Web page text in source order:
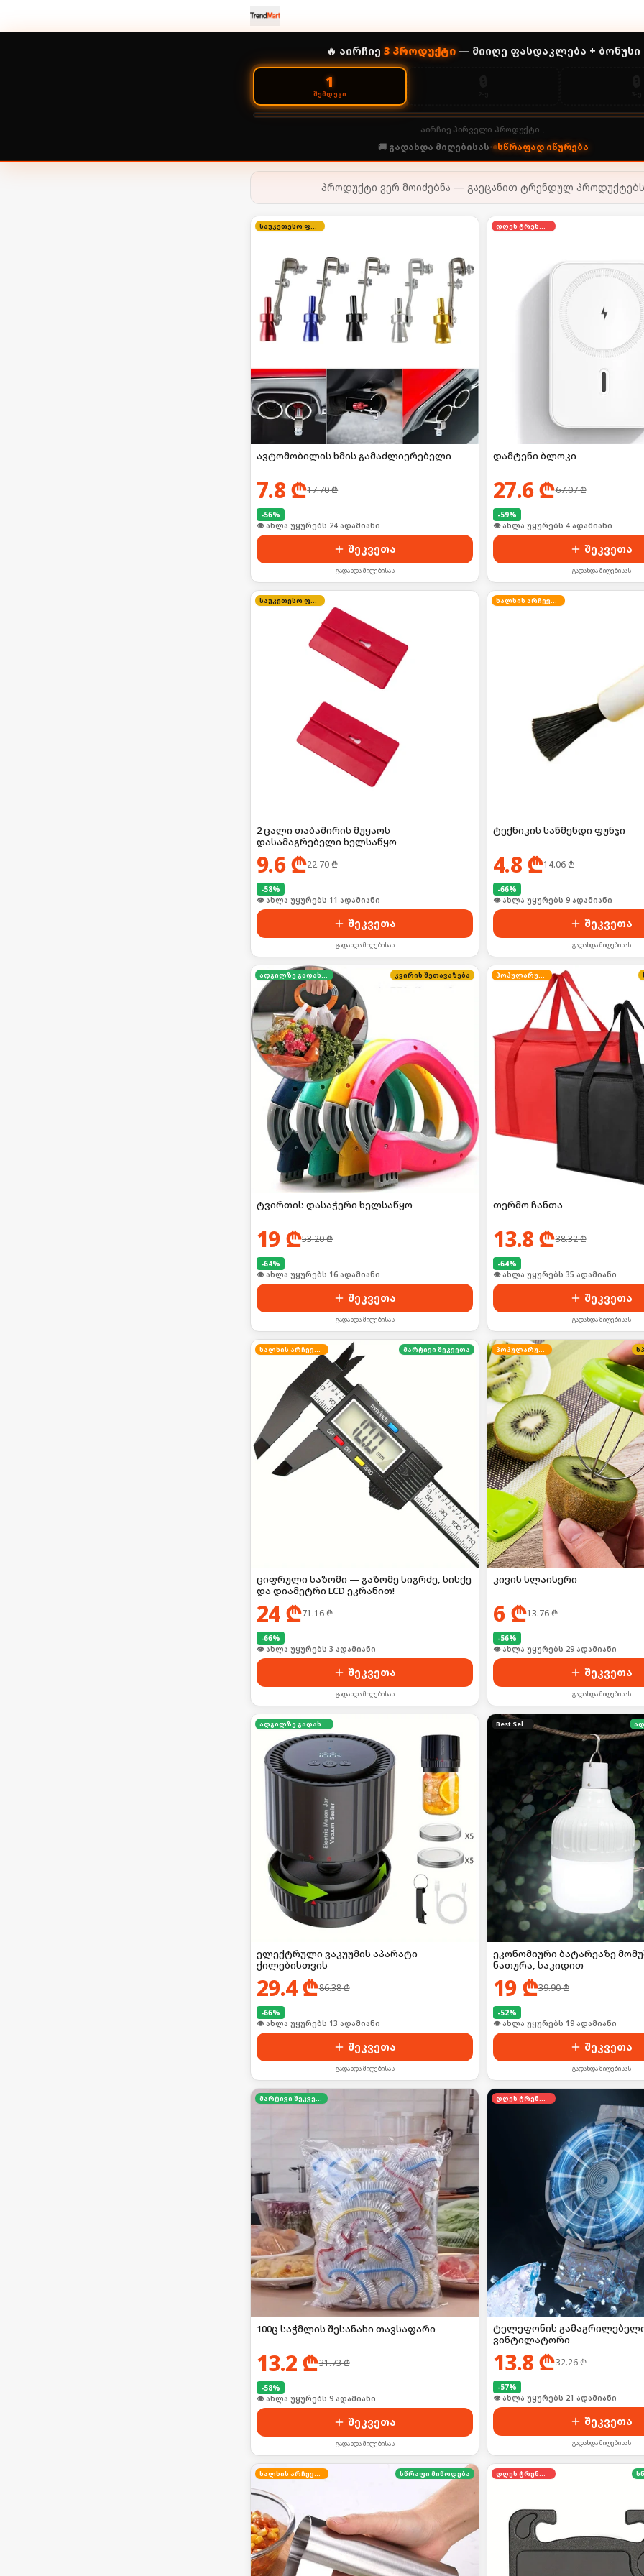
🔥 აირჩიე 3პროდუქტი— მიიღე ფასდაკლება + ბონუსი
1
ᲨᲔᲛᲓᲔᲒᲘ
აირჩიე პირველი პროდუქტი ↓
🚚 გადახდა მიღებისას• სწრაფად იწურება
პროდუქტი ვერ მოიძებნა — გაეცანით ტრენდულ პროდუქტებს
საუკეთესო ფასი
ავტომობილის ხმის გამაძლიერებელი
7.8₾17.70₾
-56%
შეკვეთა
გადახდა მიღებისას
დღეს ტრენდში
დამტენი ბლოკი
27.6₾67.07₾
-59%
🛒 ბოლო 24სთ-ში იყიდა 2-მა
შეკვეთა
გადახდა მიღებისას
საუკეთესო ფასი
2 ცალი თაბაშირის მუყაოს
დასამაგრებელი ხელსაწყო
9.6₾22.70₾
-58%
👁 ახლა უყურებს 11 ადამიანი
შეკვეთა
გადახდა მიღებისას
ხალხის არჩევანი
ტექნიკის საწმენდი ფუნჯი
4.8₾14.06₾
-66%
👁 ახლა უყურებს 9 ადამიანი
შეკვეთა
გადახდა მიღებისას
ადგილზე გადახდა კვირის შეთავაზება
ტვირთის დასაჭერი ხელსაწყო
19₾53.20₾
-64%
🛒 ბოლო 24სთ-ში იყიდა 21-მა
შეკვეთა
გადახდა მიღებისას
პოპულარული
თერმო ჩანთა
13.8₾38.32₾
-64%
👁 ახლა უყურებს 35 ადამიანი
შეკვეთა
გადახდა მიღებისას
ხალხის არჩევანი მარტივი შეკვეთა
ციფრული საზომი — გაზომე სიგრძე, სისქე
და დიამეტრი LCD ეკრანით!
24₾71.16₾
-66%
👁 ახლა უყურებს 3 ადამიანი
შეკვეთა
გადახდა მიღებისას
პოპულარული
კივის სლაისერი
6₾13.76₾
-56%
👁 ახლა უყურებს 29 ადამიანი
შეკვეთა
გადახდა მიღებისას
ადგილზე გადახდა
ელექტრული ვაკუუმის აპარატი
ქილებისთვის
29.4₾86.38₾
-66%
👁 ახლა უყურებს 13 ადამიანი
შეკვეთა
გადახდა მიღებისას
Best Seller
ეკონომიური ბატარეაზე
ნათურა, საკიდით
19₾39.90₾
-52%
👁 ახლა უყურებს 19 ადამიანი
შეკვეთა
გადახდა მიღებისას
მარტივი შეკვეთა
100ც საჭმლის შესანახი თავსაფარი
13.2₾31.73₾
-58%
👁 ახლა უყურებს 9 ადამიანი
შეკვეთა
გადახდა მიღებისას
დღეს ტრენდში
ტელეფონის
ვინტილატორი
13.8₾32.26₾
-57%
👁 ახლა უყურებს 21 ადამიანი
შეკვეთა
გადახდა მიღებისას
ხალხის არჩევანი სწრაფი მიწოდება დღეს ტრენდში